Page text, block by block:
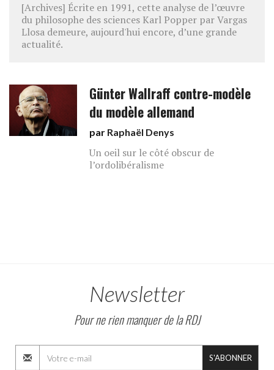
[Archives] Écrite en 1991, cette analyse de l’œuvre
du philosophe des sciences Karl Popper par Vargas
Llosa demeure, aujourd'hui encore, d’une grande
actualité.
Günter Wallraff contre-modèle
du modèle allemand
par Raphaël Denys
Un oeil sur le côté obscur de
l’ordolibéralisme
Newsletter
Pour ne rien manquer de la RDJ
S'ABONNER